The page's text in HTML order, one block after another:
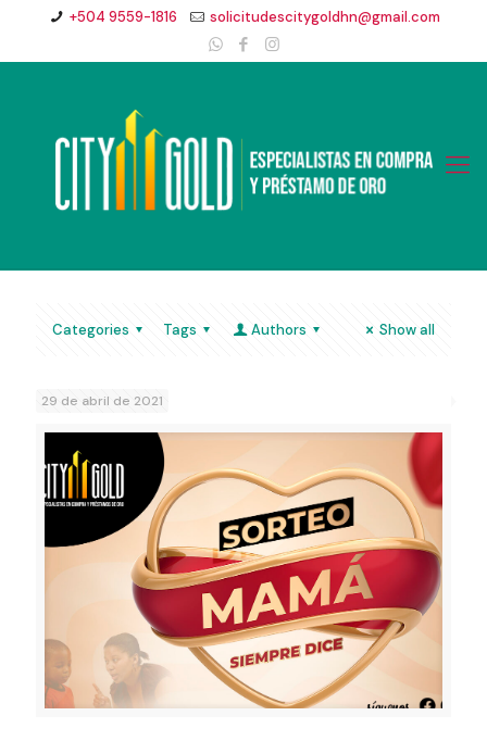
+504 9559-1816 solicitudescitygoldhn@gmail.com
Categories Tags Authors Show all
29 de abril de 2021